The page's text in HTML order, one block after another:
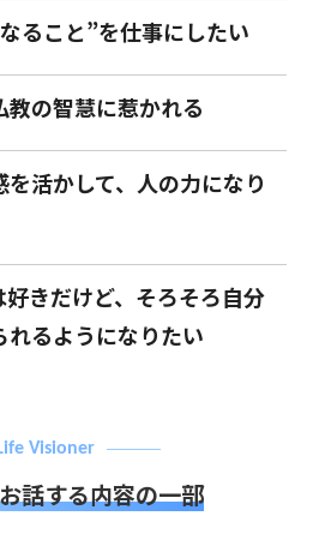
ること”を仕事にしたい
教の智慧に惹かれる
活かして、人の力になり
好きだけど、そろそろ自分
れるようになりたい
Visioner
話する内容の一部